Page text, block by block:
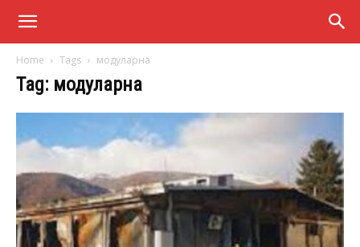
Home Tags модуларна
Tag: модуларна